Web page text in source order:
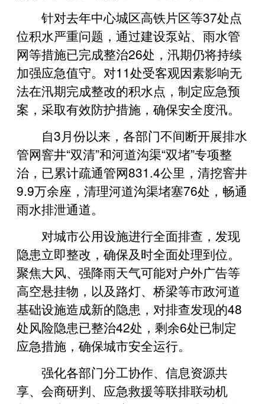
针对去年中心城区高铁片区等37处点
位积水严重问题，通过建设泵站、雨水管
网等措施已完成整治26处，汛期仍将持续
加强应急值守。对11处受客观因素影响无
法在汛期完成整改的积水点，制定应急预
案，采取有效防护措施，确保安全度汛。
自3月份以来，各部门不间断开展排水
管网窨井“双清”和河道沟渠“双堵”专项整
治，已累计疏通管网831.4公里，清挖窨井
9.9万余座，清理河道沟渠堵塞76处，畅通
雨水排泄通道。
对城市公用设施进行全面排查，发现
隐患立即整改，确保及时全面处理到位。
聚焦大风、强降雨天气可能对户外广告等
高空悬挂物，以及路灯、桥梁等市政河道
基础设施造成新的隐患，对排查发现的48
处风险隐患已整治42处，剩余6处已制定
应急措施，确保城市安全运行。
强化各部门分工协作、信息资源共
享、会商研判、应急救援等联排联动机